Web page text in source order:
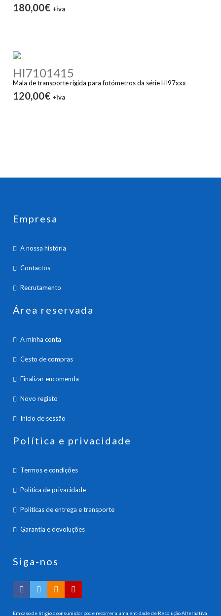
180,00€ +iva
HI7101415
Mala de transporte rígida para fotómetros da série HI97xxx
120,00€ +iva
Empresa
A nossa história
Contactos
Recrutamento
Área reservada
A minha conta
Cesto de compras
Finalizar encomenda
Novo registo
Inicio de sessão
Política e privacidade
Termos e condições
Política de privacidade
Políticas de entrega e transporte
Garantia e devoluções
Siga-nos
Em caso de litígio o consumidor pode recorrer a uma entidade de Resolução Alternativa